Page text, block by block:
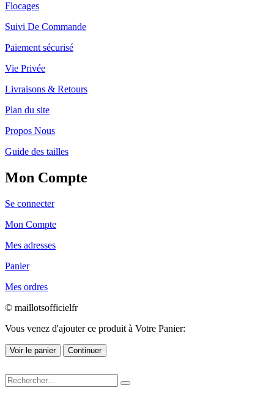
Flocages
Suivi De Commande
Paiement sécurisé
Vie Privée
Livraisons & Retours
Plan du site
Propos Nous
Guide des tailles
Mon Compte
Se connecter
Mon Compte
Mes adresses
Panier
Mes ordres
© maillotsofficielfr
Vous venez d'ajouter ce produit à Votre Panier:
Voir le panier Continuer